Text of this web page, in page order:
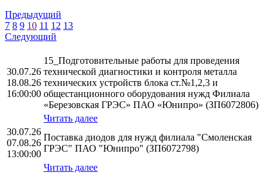
Предыдущий
7 8 9 10 11 12 13
Следующий
30.07.26
18.08.26
16:00:00
15_Подготовительные работы для проведения
технической диагностики и контроля металла
технических устройств блока ст.№1,2,3 и
общестанционного оборудования нужд Филиала
«Березовская ГРЭС» ПАО «Юнипро» (ЗП6072806)
Читать далее
30.07.26
07.08.26
13:00:00
Поставка диодов для нужд филиала "Смоленская
ГРЭС" ПАО "Юнипро" (ЗП6072798)
Читать далее